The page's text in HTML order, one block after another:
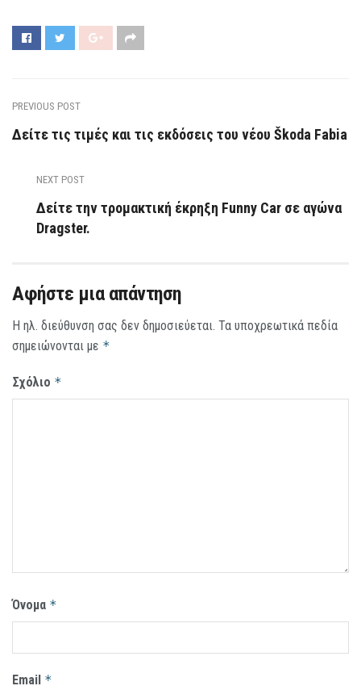
PREVIOUS POST
Δείτε τις τιμές και τις εκδόσεις του νέου Škoda Fabia
NEXT POST
Δείτε την τρομακτική έκρηξη Funny Car σε αγώνα
Dragster.
Αφήστε μια απάντηση
Η ηλ. διεύθυνση σας δεν δημοσιεύεται. Τα υποχρεωτικά πεδία
σημειώνονται με *
Σχόλιο *
Όνομα *
Email *